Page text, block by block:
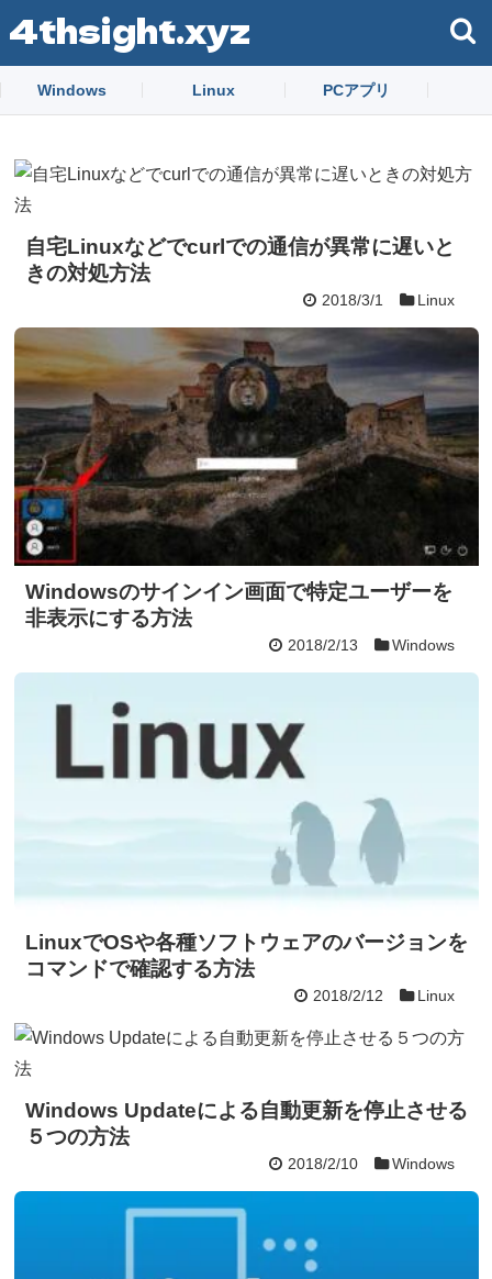
4thsight.xyz
Windows Linux PCアプリ
自宅Linuxなどでcurlでの通信が異常に遅いと
きの対処方法
2018/3/1 Linux
Windowsのサインイン画面で特定ユーザーを
非表示にする方法
2018/2/13 Windows
LinuxでOSや各種ソフトウェアのバージョンを
コマンドで確認する方法
2018/2/12 Linux
Windows Updateによる自動更新を停止させる
５つの方法
2018/2/10 Windows